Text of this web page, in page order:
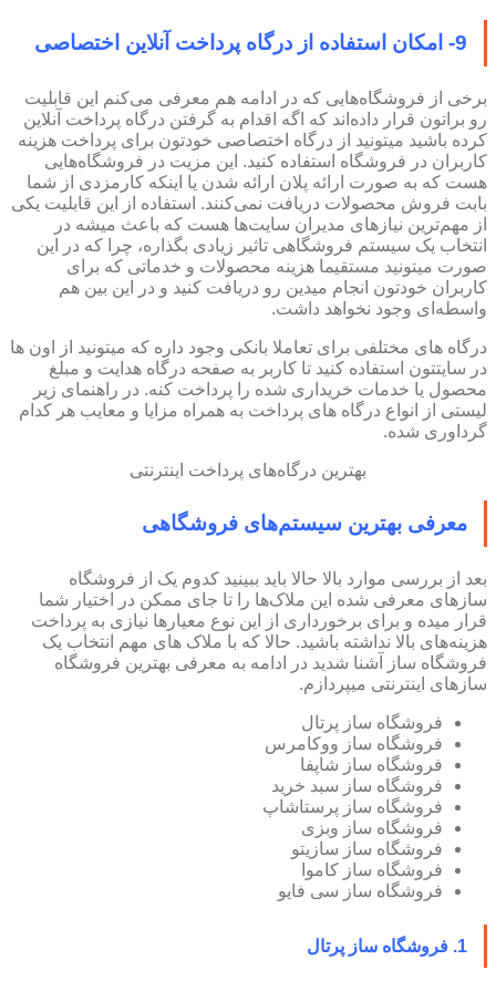
9- امکان استفاده از درگاه پرداخت آنلاین اختصاصی
برخی از فروشگاه‌هایی که در ادامه هم معرفی می‌کنم این قابلیت
رو براتون قرار داده‌اند که اگه اقدام به گرفتن درگاه پرداخت آنلاین
کرده باشید میتونید از درگاه اختصاصی خودتون برای پرداخت هزینه
کاربران در فروشگاه استفاده کنید. این مزیت در فروشگاه‌هایی
هست که به صورت ارائه پلان ارائه شدن یا اینکه کارمزدی از شما
بابت فروش محصولات دریافت نمی‌کنند. استفاده از این قابلیت یکی
از مهم‌ترین نیازهای مدیران سایت‌ها هست که باعث میشه در
انتخاب یک سیستم فروشگاهی تاثیر زیادی بگذاره، چرا که در این
صورت میتونید مستقیما هزینه محصولات و خدماتی که برای
کاربران خودتون انجام میدین رو دریافت کنید و در این بین هم
واسطه‌ای وجود نخواهد داشت.
درگاه های مختلفی برای تعاملا بانکی وجود داره که میتونید از اون ها
در سایتتون استفاده کنید تا کاربر به صفحه درگاه هدایت و مبلغ
محصول یا خدمات خریداری شده را پرداخت کنه. در راهنمای زیر
لیستی از انواع درگاه های پرداخت به همراه مزایا و معایب هر کدام
گرداوری شده.
بهترین درگاه‌های پرداخت اینترنتی
معرفی بهترین سیستم‌های فروشگاهی
بعد از بررسی موارد بالا حالا باید ببینید کدوم یک از فروشگاه
سازهای معرفی شده این ملاک‌ها را تا جای ممکن در اختیار شما
قرار میده و برای برخورداری از این نوع معیارها نیازی به پرداخت
هزینه‌های بالا نداشته باشید. حالا که با ملاک های مهم انتخاب یک
فروشگاه ساز آشنا شدید در ادامه به معرفی بهترین فروشگاه
سازهای اینترنتی میپردازم.
فروشگاه ساز پرتال
فروشگاه ساز ووکامرس
فروشگاه ساز شاپفا
فروشگاه ساز سبد خرید
فروشگاه ساز پرستاشاپ
فروشگاه ساز وبزی
فروشگاه ساز سازیتو
فروشگاه ساز کاموا
فروشگاه ساز سی فایو
1. فروشگاه ساز پرتال